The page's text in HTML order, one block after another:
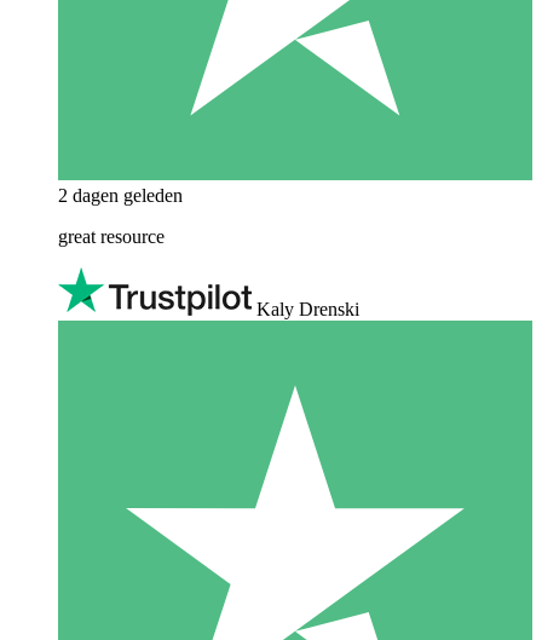
2 dagen geleden
great resource
Kaly Drenski